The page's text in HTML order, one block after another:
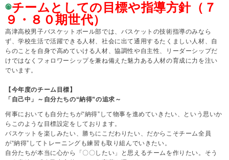
◉チームとしての目標や指導方針（７
９・８０期世代）
高津高校男子バスケットボール部では、バスケットの技術指導のみなら
ず、学校生活で活躍できる人材、社会に出て通用するたくましい人材、自
らのことを自身で高めていける人材、協調性や自主性、リーダーシップだ
けではなくフォロワーシップを兼ね備えた魅力ある人材の育成に力を注い
でいます。
【今年度のチーム目標】
「自己中」～自分たちの“納得”の追求～
何事においても自分たちが“納得”して物事を進めていきたい、という思いか
らこのような目標設定をしております。
バスケットを楽しみたい、勝ちにこだわりたい、だからこそチーム全員
が“納得”してトレーニングも練習も取り組んでいきたい。
自分たちが本当に心から「〇〇したい」と思えるチームを作りたい。そう